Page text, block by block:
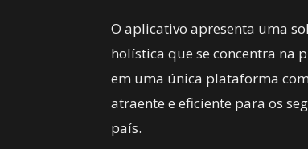
O aplicativo apresenta uma
holística que se concentra na
em uma única plataforma
atraente e eficiente para os
país.